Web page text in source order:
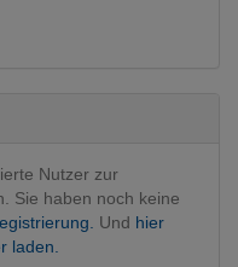
Nutzer zur
Sie haben noch keine
Und hier
laden.